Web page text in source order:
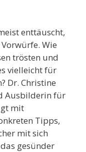
enttäuscht,
Wie
trösten und
vielleicht für
Dr. Christine
Ausbilderin für
mit
Tipps,
mit sich
gesünder